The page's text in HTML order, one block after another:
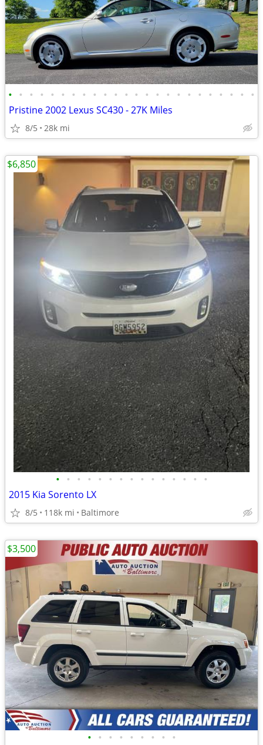
• • • • • • • • • • • • • • • • • • • • • • • •
Pristine 2002 Lexus SC430 - 27K Miles
8/5 28k mi
• • • • • • • • • • • • • • •
2015 Kia Sorento LX
8/5 118k mi Baltimore
$6,850
• • • • • • • • •
$3,500